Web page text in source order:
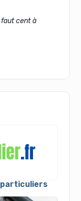
faut cent à
particuliers